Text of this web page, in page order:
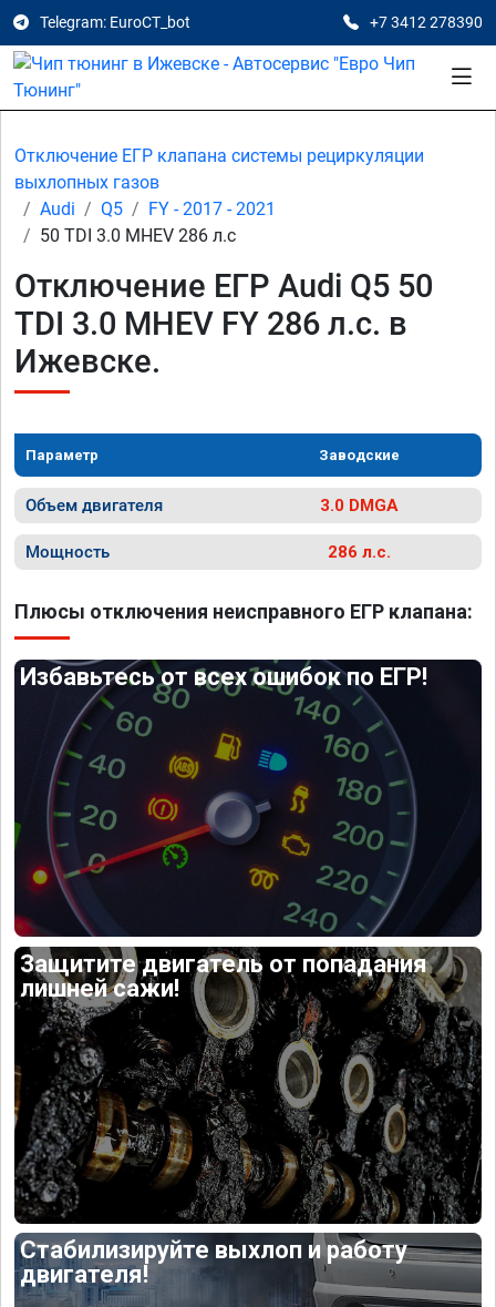
Telegram: EuroCT_bot +7 3412 278390
Отключение ЕГР клапана системы рециркуляции
выхлопных газов
Audi
Q5
FY - 2017 - 2021
50 TDI 3.0 MHEV 286 л.с
Отключение ЕГР Audi Q5 50
TDI 3.0 MHEV FY 286 л.с. в
Ижевске.
Параметр Заводские
Объем двигателя 3.0 DMGA
Мощность 286 л.с.
Плюсы отключения неисправного ЕГР клапана:
Избавьтесь от всех ошибок по ЕГР!
Защитите двигатель от попадания
лишней сажи!
Стабилизируйте выхлоп и работу
двигателя!